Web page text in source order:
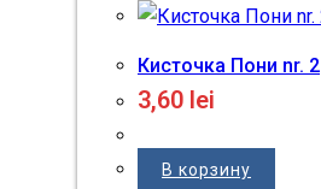
Кисточка Пони nr. 2
3,60 lei
В корзину